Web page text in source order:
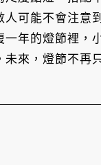
人可能不會注意
一年的燈節裡，
未來，燈節不再